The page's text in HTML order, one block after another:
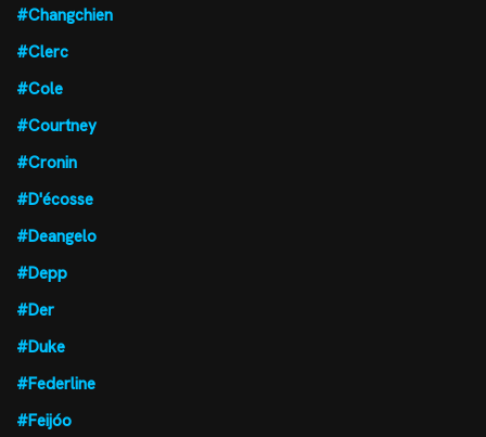
#Changchien
#Clerc
#Cole
#Courtney
#Cronin
#D'écosse
#Deangelo
#Depp
#Der
#Duke
#Federline
#Feijóo